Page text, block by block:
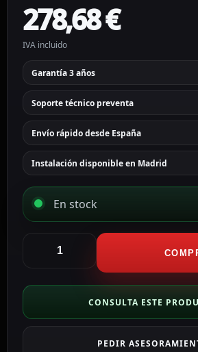
278,68€
IVA incluido
Garantía 3 años
Soporte técnico preventa
Envío rápido desde España
Instalación disponible en Madrid
En stock
Cámara
Turret
Megapixel
Ajax
CONSULTA ESTE
PEDIR